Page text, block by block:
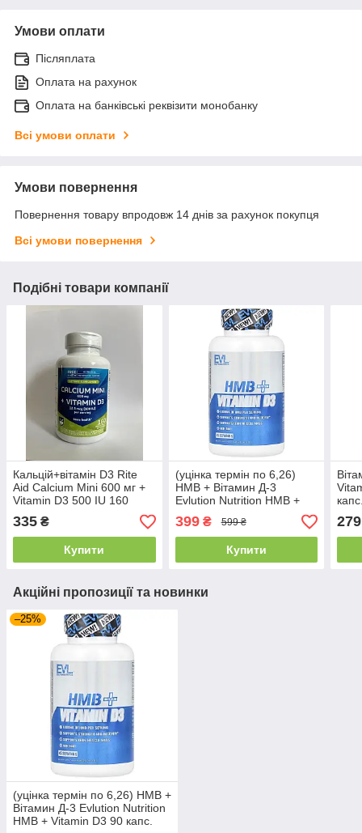
Умови оплати
Післяплата
Оплата на рахунок
Оплата на банківські реквізити монобанку
Всі умови оплати
Умови повернення
Повернення товару впродовж 14 днів за рахунок покупця
Всі умови повернення
Подібні товари компанії
Кальцій+вітамін D3 Rite
Aid Calcium Mini 600 мг +
Vitamin D3 500 IU 160
капс.
335 ₴
Купити
(уцінка термін по 6,26)
HMB + Вітамин Д-3
Evlution Nutrition HMB +
Vitamin D3 90 капс.
399₴ 599 ₴
Купити
279
Акційні пропозиції та новинки
–25%
(уцінка термін по 6,26) HMB +
Вітамин Д-3 Evlution Nutrition
HMB + Vitamin D3 90 капс.